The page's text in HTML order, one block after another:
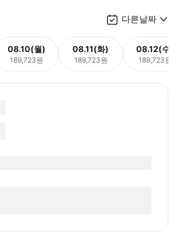
다른날짜
08.10(월)
189,723원
08.11(화)
189,723원
08.12(수)
189,723원